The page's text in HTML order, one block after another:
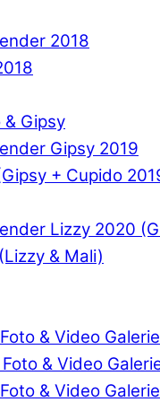
2018
Gipsy
Gipsy 2019
+ Cupido
Lizzy 2020
& Mali)
& Video Galerie
& Video
& Video Galerie